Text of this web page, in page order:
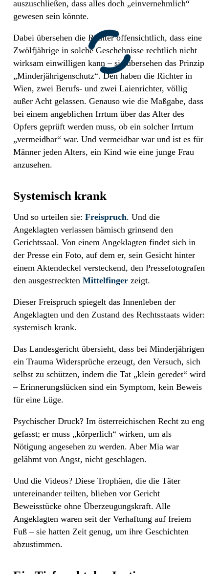
auszuschließen, dass alles doch „einvernehmlich“
gewesen sein könnte.
Dabei übersehen die Richter offensichtlich, dass eine
Zwölfjährige in solche Geschehnisse rechtlich nicht
wirksam einwilligen kann – sie übersehen das Prinzip
„Minderjährigenschutz“. Den haben die Richter in
Wien, zwei Berufs- und zwei Laienrichter, völlig
außer Acht gelassen. Genauso wie die Maßgabe, dass
bei einem angeblichen Irrtum über das Alter des
Opfers geprüft werden muss, ob ein solcher Irrtum
„vermeidbar“ war. Und vermeidbar war und ist es für
Männer jeden Alters, ein Kind wie eine junge Frau
anzusehen.
Systemisch krank
Und so urteilen sie: Freispruch. Und die
Angeklagten verlassen hämisch grinsend den
Gerichtssaal. Von einem Angeklagten findet sich in
der Presse ein Foto, auf dem er, sein Gesicht hinter
einem Aktendeckel versteckend, den Pressefotografen
den ausgestreckten Mittelfinger zeigt.
Dieser Freispruch spiegelt das Innenleben der
Angeklagten und den Zustand des Rechtsstaats wider:
systemisch krank.
Das Landesgericht übersieht, dass bei Minderjährigen
ein Trauma Widersprüche erzeugt, den Versuch, sich
selbst zu schützen, indem die Tat „klein geredet“ wird
– Erinnerungslücken sind ein Symptom, kein Beweis
für eine Lüge.
Psychischer Druck? Im österreichischen Recht zu eng
gefasst; er muss „körperlich“ wirken, um als
Nötigung angesehen zu werden. Aber Mia war
gelähmt von Angst, nicht geschlagen.
Und die Videos? Diese Trophäen, die die Täter
untereinander teilten, blieben vor Gericht
Beweisstücke ohne Überzeugungskraft. Alle
Angeklagten waren seit der Verhaftung auf freiem
Fuß – sie hatten Zeit genug, um ihre Geschichten
abzustimmen.